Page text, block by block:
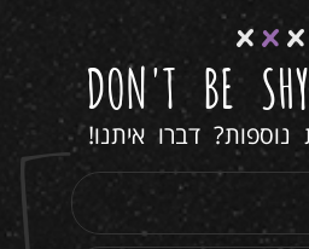
DON'T BE SHY
דברו איתנו!